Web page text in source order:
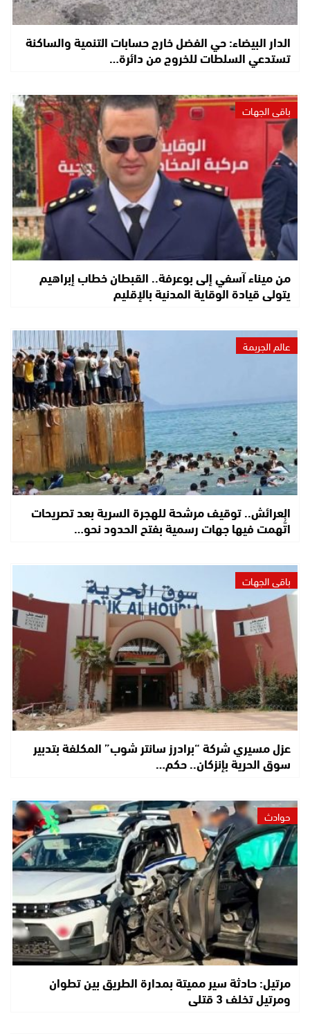
الدار البيضاء: حي الفضل خارج حسابات التنمية والساكنة
تستدعي السلطات للخروج من دائرة…
باقي الجهات
من ميناء آسفي إلى بوعرفة.. القبطان خطاب إبراهيم
يتولى قيادة الوقاية المدنية بالإقليم
عالم الجريمة
العرائش.. توقيف مرشحة للهجرة السرية بعد تصريحات
اتُّهمت فيها جهات رسمية بفتح الحدود نحو…
باقي الجهات
عزل مسيري شركة “برادرز سانتر شوب” المكلفة بتدبير
سوق الحرية بإنزكان.. حكم…
حوادث
مرتيل: حادثة سير مميتة بمدارة الطريق بين تطوان
ومرتيل تخلف 3 قتلى